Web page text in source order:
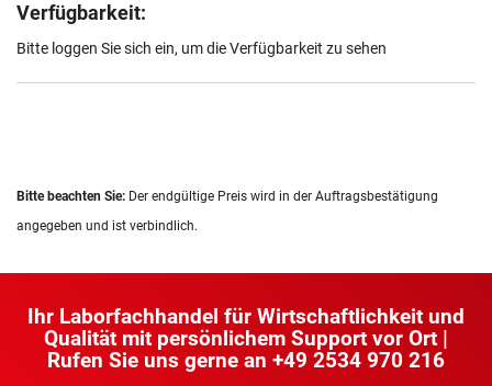
Verfügbarkeit:
Bitte loggen Sie sich ein, um die Verfügbarkeit zu sehen
Bitte beachten Sie: Der endgültige Preis wird in der Auftragsbestätigung
angegeben und ist verbindlich.
Ihr Laborfachhandel für Wirtschaftlichkeit und
Qualität mit persönlichem Support vor Ort |
Rufen Sie uns gerne an +49 2534 970 216